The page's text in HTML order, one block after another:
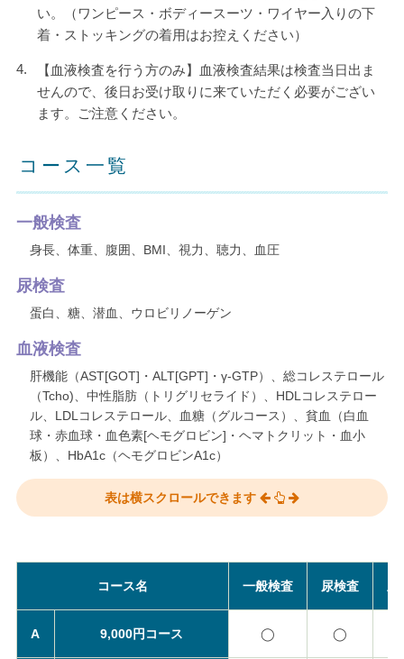
い。（ワンピース・ボディースーツ・ワイヤー入りの下
着・ストッキングの着用はお控えください）
【血液検査を行う方のみ】血液検査結果は検査当日出ま
せんので、後日お受け取りに来ていただく必要がござい
ます。ご注意ください。
コース一覧
一般検査
身長、体重、腹囲、BMI、視力、聴力、血圧
尿検査
蛋白、糖、潜血、ウロビリノーゲン
血液検査
肝機能（AST[GOT]・ALT[GPT]・γ-GTP）、総コレステロール
（Tcho)、中性脂肪（トリグリセライド）、HDLコレステロー
ル、LDLコレステロール、血糖（グルコース）、貧血（白血
球・赤血球・血色素[ヘモグロビン]・ヘマトクリット・血小
板）、HbA1c（ヘモグロビンA1c）
表は横スクロールできます
コース名 一般検査 尿検査 血
A 9,000円コース ◯ ◯